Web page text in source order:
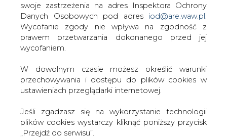
swoje zastrzeżenia na adres Inspektora Ochrony
Danych Osobowych pod adres iod@are.waw.pl.
Wycofanie zgody nie wpływa na zgodność z
prawem przetwarzania dokonanego przed jej
wycofaniem.
W dowolnym czasie możesz określić warunki
przechowywania i dostępu do plików cookies w
ustawieniach przeglądarki internetowej.
Jeśli zgadzasz się na wykorzystanie technologii
plików cookies wystarczy kliknąć poniższy przycisk
„Przejdź do serwisu”.
Do najistotniejszych czynników rozwoju w tym sektorze
zaliczamy obszary związane z obsługą klienta, sprzedażą
oraz procesami rozliczeniowymi. Aby zapewnić trafność
inwestycji w technologię konieczne jest takie ich
biznesowymi organizacji. Dlatego myśląc o wdrażaniu
rozwiązań informatycznych należy najpierw wesprzeć
firmy energetyczne w opracowaniu strategii
zarządzanie projektami oraz właściwie zaplanować
architekturę systemów IT. Nieodzowne do osiągnięcia
tych celów będą systemy wspomagające zarządzanie